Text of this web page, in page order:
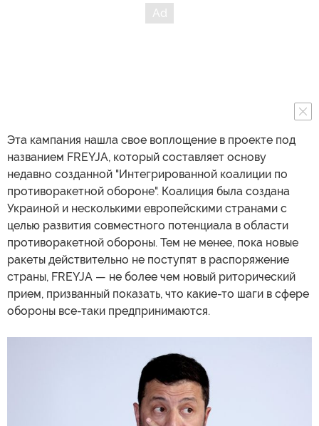
Эта кампания нашла свое воплощение в проекте под
названием FREYJA, который составляет основу
недавно созданной "Интегрированной коалиции по
противоракетной обороне". Коалиция была создана
Украиной и несколькими европейскими странами с
целью развития совместного потенциала в области
противоракетной обороны. Тем не менее, пока новые
ракеты действительно не поступят в распоряжение
страны, FREYJA — не более чем новый риторический
прием, призванный показать, что какие-то шаги в сфере
обороны все-таки предпринимаются.